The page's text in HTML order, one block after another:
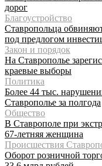
дорог
Благоустройство
Ставропольца
под предлогом
Закон и порядок
На Ставрополье
краевые выборы
Политика
Более 44 тыс.
Ставрополье за полгода
Общество
В Ставрополе при
67-летняя женщина
Происшествия
Оборот розничной